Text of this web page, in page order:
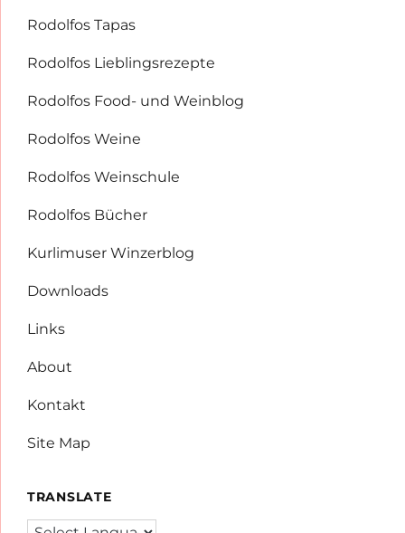
Rodolfos Tapas
Rodolfos Lieblingsrezepte
Rodolfos Food- und Weinblog
Rodolfos Weine
Rodolfos Weinschule
Rodolfos Bücher
Kurlimuser Winzerblog
Downloads
Links
About
Kontakt
Site Map
TRANSLATE